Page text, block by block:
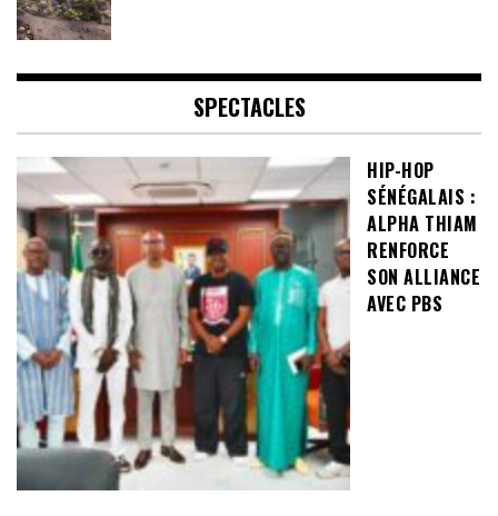
SPECTACLES
HIP-HOP
SÉNÉGALAIS :
ALPHA THIAM
RENFORCE
SON ALLIANCE
AVEC PBS